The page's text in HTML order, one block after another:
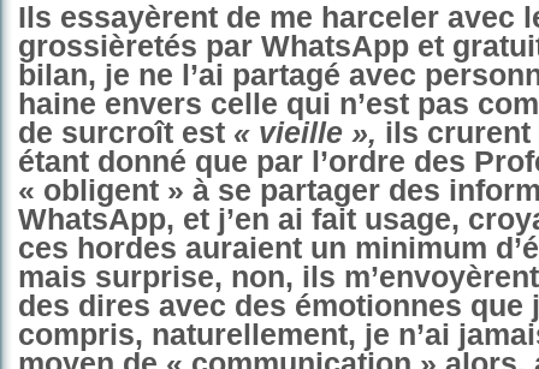
Ils essayèrent de me harceler avec
grossièretés par WhatsApp et
bilan, je ne l’ai partagé avec
haine envers celle qui n’est pas
de surcroît est « vieille », ils crurent
étant donné que par l’ordre des
« obligent » à se partager des
WhatsApp, et j’en ai fait usage,
ces hordes auraient un minimum
mais surprise, non, ils
des dires avec des émotionnes que
compris, naturellement, je n’ai